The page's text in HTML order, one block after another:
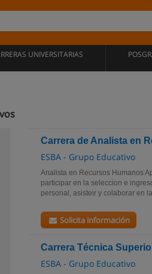
UNIVERSITARIAS
Carrera de Analista en
ESBA - Grupo Educativo
Analista en Recursos Humanos
participar en la seleccion e
personal, asisteir y colaborar en
Solicita información
Carrera Técnica
ESBA - Grupo Educativo